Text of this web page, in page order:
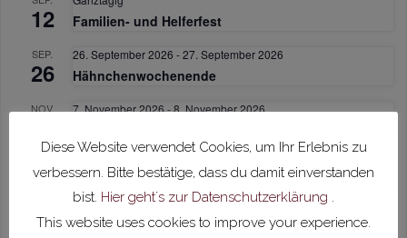
12 Familien- und Helferfest
SEP.
26
26. September 2026 -27. September 2026
Hähnchenwochenende
NOV. 7. November 2026-8. November 2026
15 Vorspielnachmittag
Kalender anzeigen
Diese Website verwendet Cookies, um Ihr Erlebnis zu
verbessern. Bitte bestätige, dass du damit einverstanden
bist. Hier geht´s zur Datenschutzerklärung .
This website uses cookies to improve your experience.